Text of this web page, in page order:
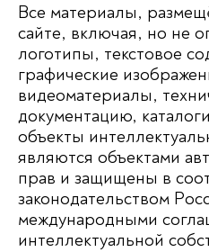
Все материалы,
сайте, включая, но не
логотипы, текстовое
графические
видеоматериалы,
документацию,
объекты
являются объектами
прав и защищены в
законодательством
международными
интеллектуальной